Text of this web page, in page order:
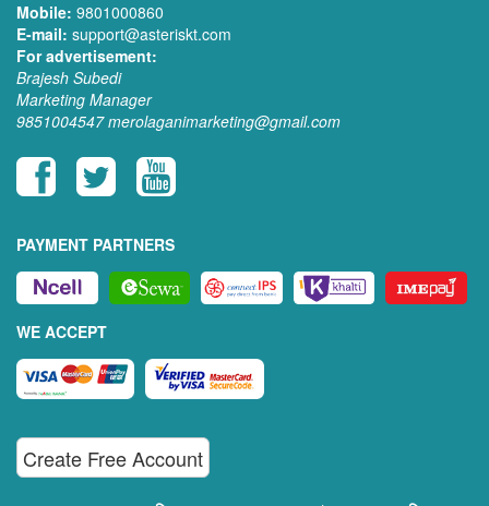
Mobile: 9801000860
E-mail: support@asteriskt.com
For advertisement:
Brajesh Subedi
Marketing Manager
9851004547 merolaganimarketing@gmail.com
PAYMENT PARTNERS
WE ACCEPT
Create Free Account